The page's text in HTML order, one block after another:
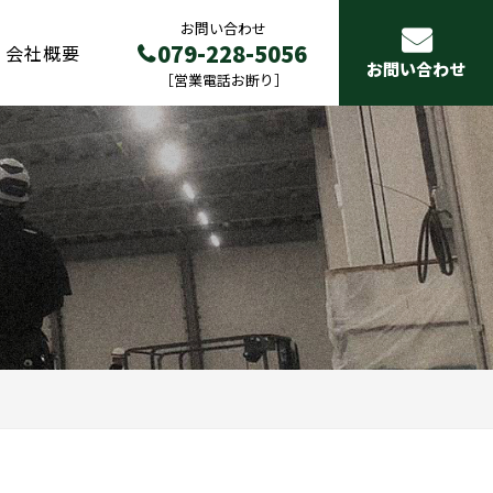
会社概要
お問い合わせ
079-228-5056
［営業電話お断り］ お問い合わせ